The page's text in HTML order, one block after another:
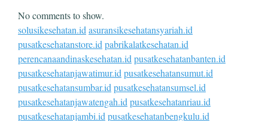
No comments to show.
solusikesehatan.id asuransikesehatansyariah.id
pusatkesehatanstore.id pabrikalatkesehatan.id
perencanaandinaskesehatan.id pusatkesehatanbanten.id
pusatkesehatanjawatimur.id pusatkesehatansumut.id
pusatkesehatansumbar.id pusatkesehatansumsel.id
pusatkesehatanjawatengah.id pusatkesehatanriau.id
pusatkesehatanjambi.id pusatkesehatanbengkulu.id